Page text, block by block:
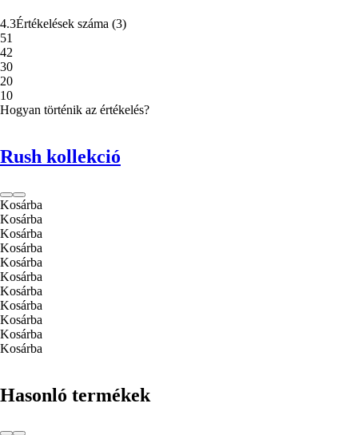
4.3Értékelések száma (3)
51
42
30
20
10
Hogyan történik az értékelés?
Rush kollekció
Kosárba
Kosárba
Kosárba
Kosárba
Kosárba
Kosárba
Kosárba
Kosárba
Kosárba
Kosárba
Kosárba
Hasonló termékek